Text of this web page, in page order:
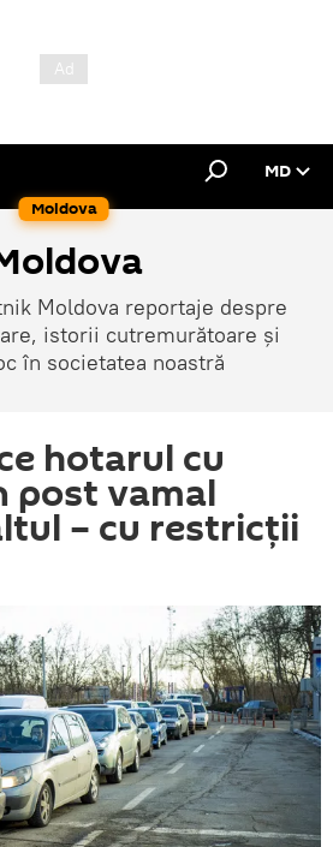
Moldova
MD
Moldova reportaje despre
istorii cutremurătoare și
în societatea noastră
hotarul cu
post vamal
– cu restricții